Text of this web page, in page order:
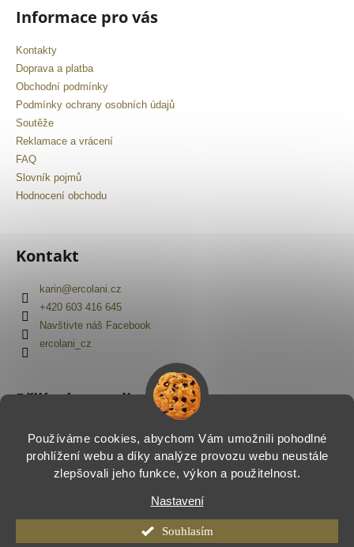
Používáme cookies, abychom Vám umožnili pohodlné
prohlížení webu a díky analýze provozu webu neustále
zlepšovali jeho funkce, výkon a použitelnost.
Nastavení
Souhlasím
Informace pro vás
Kontakty
Doprava a platba
Obchodní podmínky
Podmínky ochrany osobních údajů
Soutěže
Reklamace a vrácení
FAQ
Slovník pojmů
Hodnocení obchodu
Kontakt
karin@ercolani.cz
+420 603 416 645
Navštivte náš Facebook
ercolani_cz
Přijímáme online platby
Vytvořil Shoptet
Ercolani.cz. Všechna práva vyhrazena.